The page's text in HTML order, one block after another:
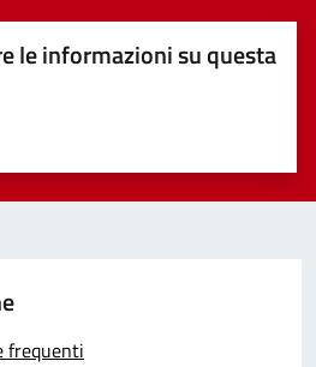
le informazioni su questa
stelle su 5
su 5
5
frequenti